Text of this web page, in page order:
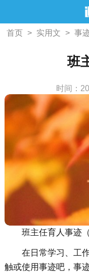
首页 > 实用文 > 事
班
时间：
班主任育人事迹
在日常学习、工
触或使用事迹吧，事